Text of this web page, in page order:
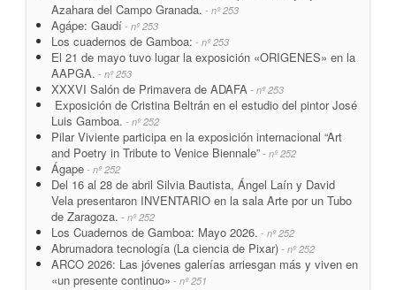
Azahara del Campo Granada. - nº 253
Agápe: Gaudí - nº 253
Los cuadernos de Gamboa: - nº 253
El 21 de mayo tuvo lugar la exposición «ORIGENES» en la
AAPGA. - nº 253
XXXVI Salón de Primavera de ADAFA - nº 253
Exposición de Cristina Beltrán en el estudio del pintor José
Luis Gamboa. - nº 252
Pilar Viviente participa en la exposición internacional “Art
and Poetry in Tribute to Venice Biennale” - nº 252
Ágape - nº 252
Del 16 al 28 de abril Silvia Bautista, Ángel Laín y David
Vela presentaron INVENTARIO en la sala Arte por un Tubo
de Zaragoza. - nº 252
Los Cuadernos de Gamboa: Mayo 2026. - nº 252
Abrumadora tecnología (La ciencia de Pixar) - nº 252
ARCO 2026: Las jóvenes galerías arriesgan más y viven en
«un presente continuo» - nº 251